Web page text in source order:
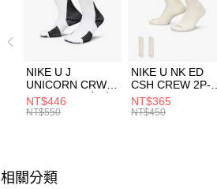
NIKE U J
UNICORN CRW
1PR -160 男女 中
統襪 FZ3393100
NT$446
NT$550
NIKE U NK ED
CSH CREW 2P-
144 EMBRDY 男
女 短統襪
NT$365
NT$450
相關分類